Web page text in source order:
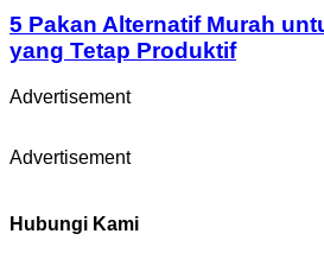
5 Pakan Alternatif Murah
yang Tetap Produktif
Advertisement
Advertisement
Hubungi Kami